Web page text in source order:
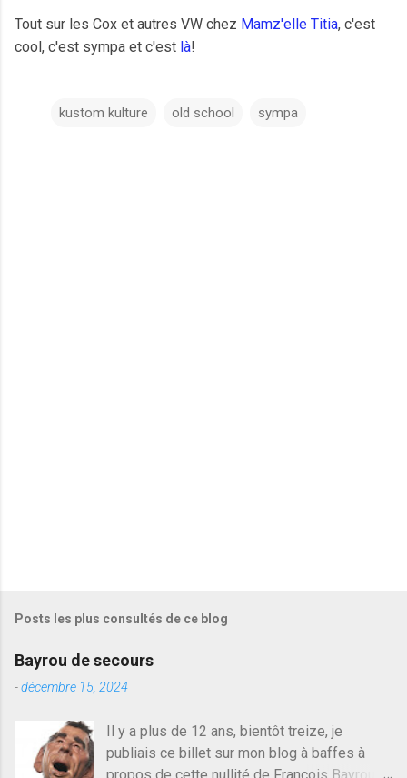
Tout sur les Cox et autres VW chez Mamz'elle Titia, c'est
cool, c'est sympa et c'est là!
kustom kulture old school sympa
Posts les plus consultés de ce blog
Bayrou de secours
-décembre 15, 2024
Il y a plus de 12 ans, bientôt treize, je
publiais ce billet sur mon blog à baffes à